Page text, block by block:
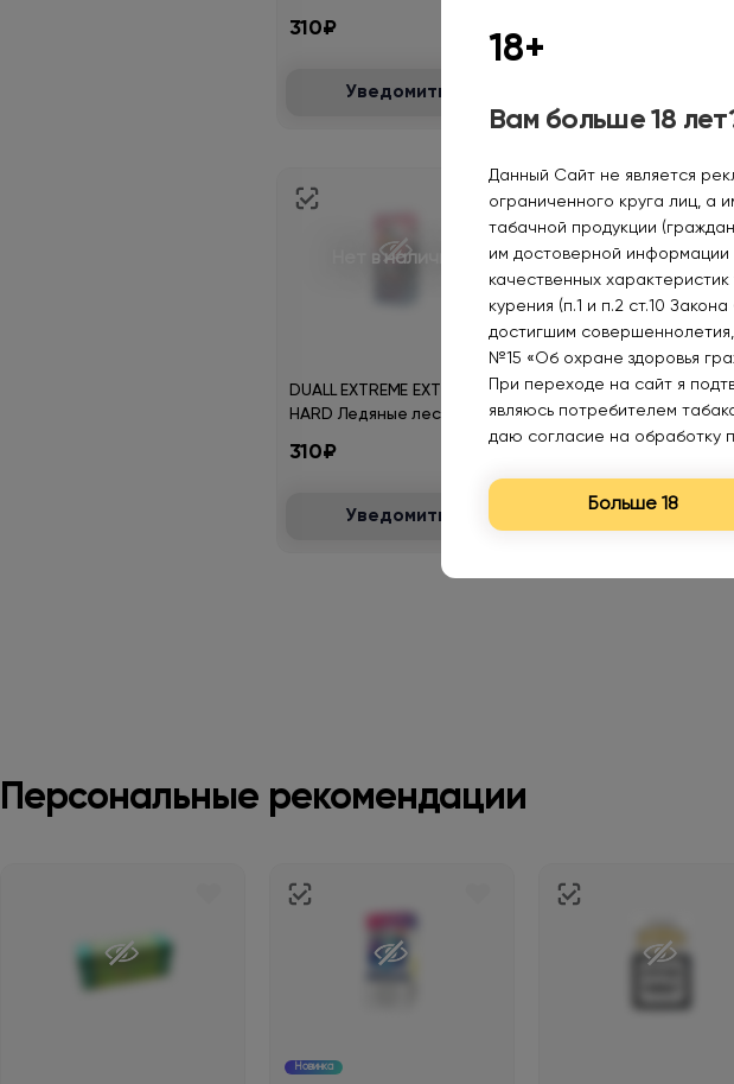
310₽
Уведомить
Нет в наличии
DUALL EXTREME EXTRA
HARD Ледяные лесные
310₽
Уведомить
Нет в наличии
DUALL EXTREME EXTRA
HARD Ледяной спрайт
арбуз 30мл.20мг.
Персональные рекомендации
Новинка
18+
Вам больше 18
Данный Сайт не является
ограниченного круга лиц, а
табачной продукции
им достоверной информации
качественных
курения (п.1 и п.2 ст.10
достигшим
№15 «Об охране здоровья
При переходе на сайт я
являюсь потребителем
даю согласие на обработку
Больше 18